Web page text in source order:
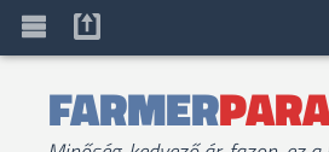
FARMER